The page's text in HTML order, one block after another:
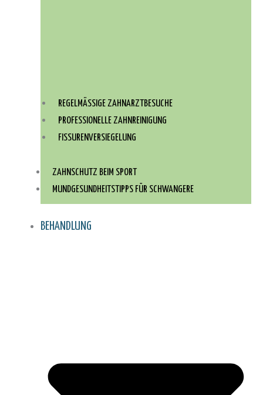
REGELMÄSSIGE ZAHNARZTBESUCHE
PROFESSIONELLE ZAHNREINIGUNG
FISSURENVERSIEGELUNG
ZAHNSCHUTZ BEIM SPORT
MUNDGESUNDHEITSTIPPS FÜR SCHWANGERE
BEHANDLUNG